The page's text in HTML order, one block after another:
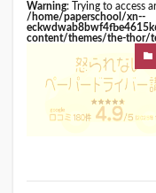
Warning: Trying to access
/home/paperschool/xn--
content/themes/the-thor/